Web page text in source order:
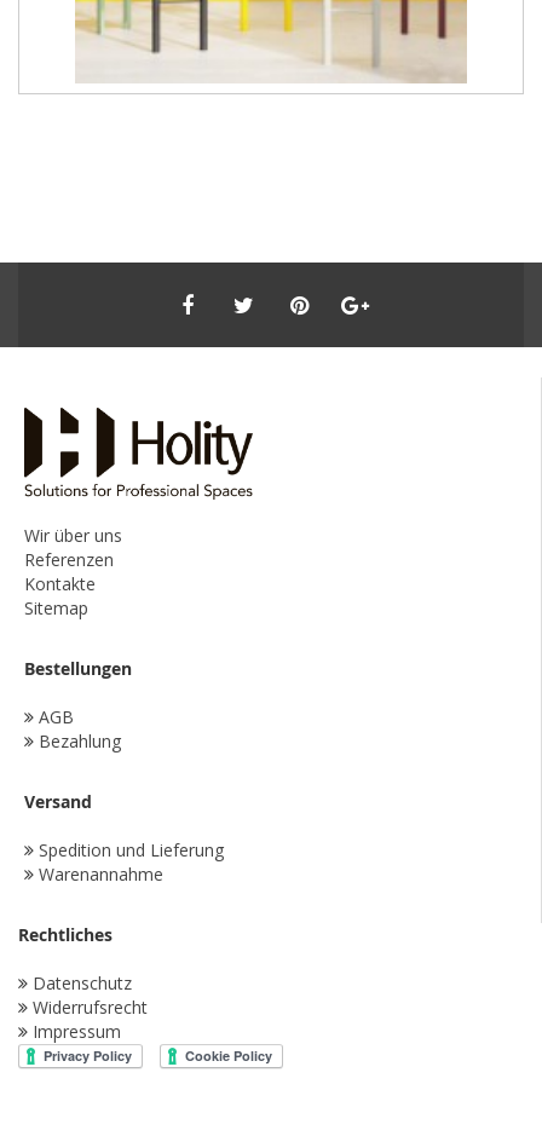
Wir über uns
Referenzen
Kontakte
Sitemap
Bestellungen
AGB
Bezahlung
Versand
Spedition und Lieferung
Warenannahme
Rechtliches
Datenschutz
Widerrufsrecht
Impressum